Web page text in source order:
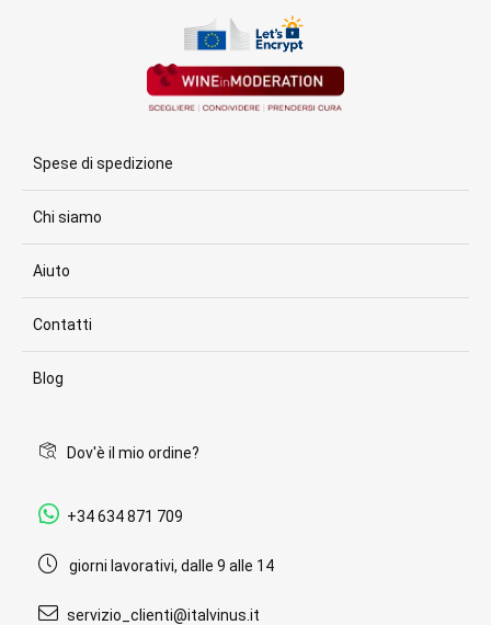
Spese di spedizione
Chi siamo
Aiuto
Contatti
Blog
Dov'è il mio ordine?
+34 634 871 709
giorni lavorativi, dalle 9 alle 14
servizio_clienti@italvinus.it